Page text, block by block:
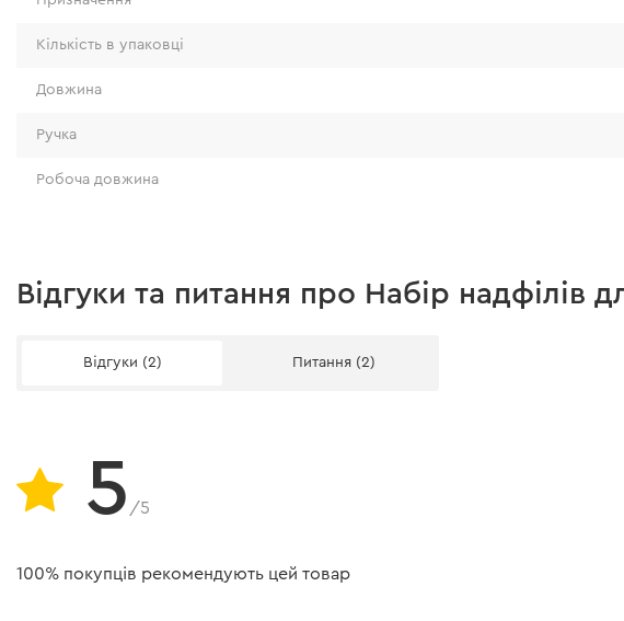
Кількість в упаковці
Довжина
Ручка
Робоча довжина
Відгуки та питання про Набір надфілів
Відгуки (2) Питання (2)
5 /5
100% покупців рекомендують цей товар